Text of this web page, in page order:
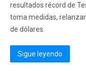
resultados récord de
toma medidas,
de dólares.
Sigue leyendo